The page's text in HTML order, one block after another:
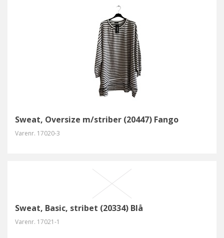
Sweat, Oversize m/striber (20447) Fango
Varenr. 17020-3
Sweat, Basic, stribet (20334) Blå
Varenr. 17021-1